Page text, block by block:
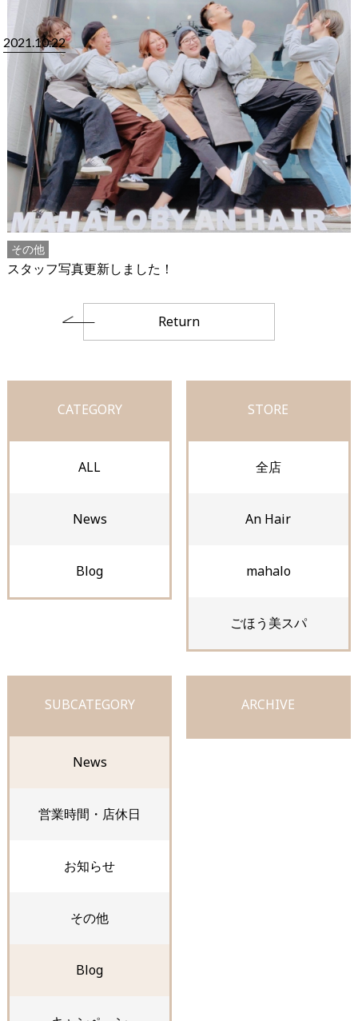
2021.10.22
その他
スタッフ写真更新しました！
Return
CATEGORY
ALL
News
Blog
STORE
全店
An Hair
mahalo
ごほう美スパ
SUBCATEGORY
News
営業時間・店休日
お知らせ
その他
Blog
ARCHIVE